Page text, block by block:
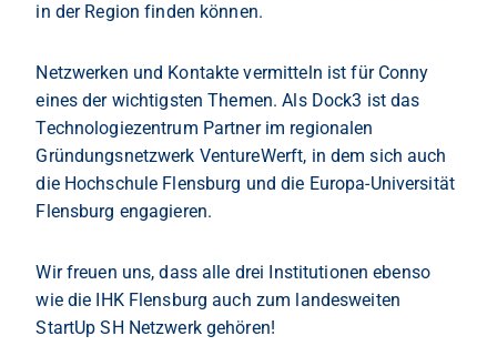
in der Region finden können.
Netzwerken und Kontakte vermitteln ist für Conny
eines der wichtigsten Themen. Als Dock3 ist das
Technologiezentrum Partner im regionalen
Gründungsnetzwerk VentureWerft, in dem sich auch
die Hochschule Flensburg und die Europa-Universität
Flensburg engagieren.
Wir freuen uns, dass alle drei Institutionen ebenso
wie die IHK Flensburg auch zum landesweiten
StartUp SH Netzwerk gehören!